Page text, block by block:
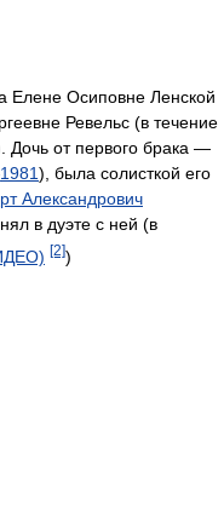
Елене Осиповне Ленской
Ревельс (в течение
Дочь от первого брака —
1981), была солисткой его
Александрович
в дуэте с ней (в
[2])